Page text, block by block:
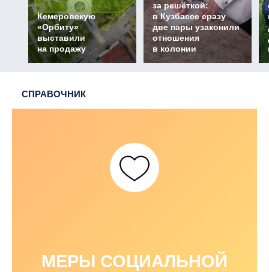
Кемеровскую
«Орбиту»
выставили
на продажу
за решёткой:
в Кузбассе сразу
две пары узаконили
отношения
в колонии
СПРАВОЧНИК
МЕРЫ СОЦИАЛЬНОЙ